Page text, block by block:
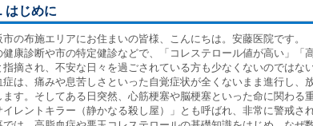
はじめに
市の布施エリアにお住まいの皆様、こんにちは。安藤医院です。
健康診断や市の特定健診などで、「コレステロール値が高い」「
指摘され、不安な日々を過ごされている方も少なくないのではな
症は、痛みや息苦しさといった自覚症状が全くないまま進行し、
ます。そしてある日突然、心筋梗塞や脳梗塞といった命に関わ
イレントキラー（静かなる殺し屋）」とも呼ばれ、非常に警戒さ